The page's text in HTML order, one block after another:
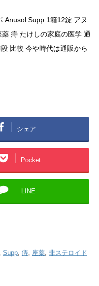
Supp 1箱12錠 アヌ
痔 たけしの家庭の医学 通
比較 今や時代は通販から
シェア
Pocket
LINE
, Supp, 痔, 座薬, 非ステロイド